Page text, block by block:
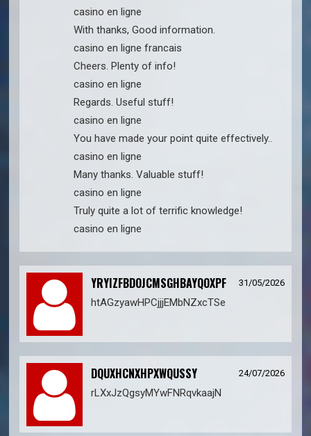
casino en ligne
With thanks, Good information.
casino en ligne francais
Cheers. Plenty of info!
casino en ligne
Regards. Useful stuff!
casino en ligne
You have made your point quite effectively..
casino en ligne
Many thanks. Valuable stuff!
casino en ligne
Truly quite a lot of terrific knowledge!
casino en ligne
YRYIZFBDOJCMSGHBAYQOXPF 31/05/2026
htAGzyawHPCjjjEMbNZxcTSe
DQUXHCNXHPXWQUSSY 24/07/2026
rLXxJzQgsyMYwFNRqvkaajN